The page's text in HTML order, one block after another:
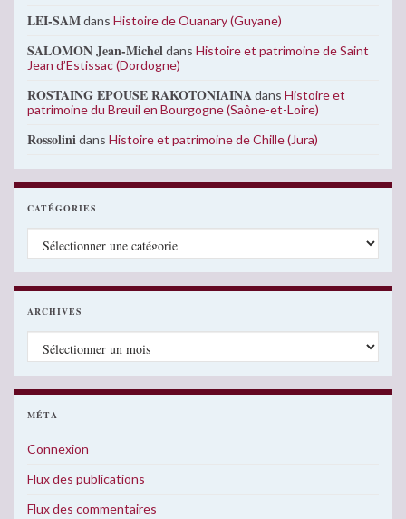
LEI-SAMdans Histoire de Ouanary (Guyane)
SALOMON Jean-Micheldans Histoire et patrimoine de Saint
Jean d’Estissac (Dordogne)
ROSTAING EPOUSE RAKOTONIAINAdans Histoire et
patrimoine du Breuil en Bourgogne (Saône-et-Loire)
Rossolinidans Histoire et patrimoine de Chille (Jura)
CATÉGORIES
Catégories
ARCHIVES
Archives
MÉTA
Connexion
Flux des publications
Flux des commentaires